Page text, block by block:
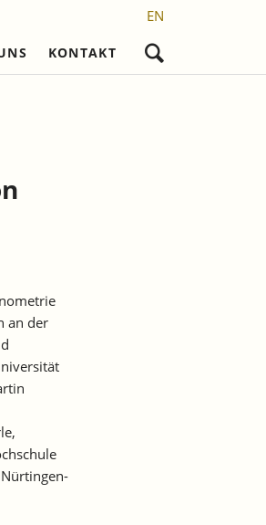
EN
Navigation
überspringen
Hilfskräfte,
und Praktikanten
KONTAKT
an der